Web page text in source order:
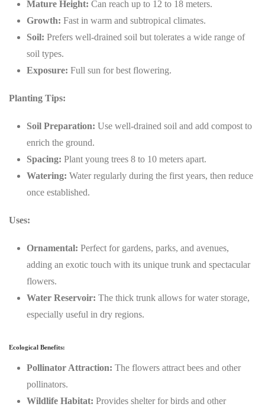
Mature Height: Can reach up to 12 to 18 meters.
Growth: Fast in warm and subtropical climates.
Soil: Prefers well-drained soil but tolerates a wide range of
soil types.
Exposure: Full sun for best flowering.
Planting Tips:
Soil Preparation: Use well-drained soil and add compost to
enrich the ground.
Spacing: Plant young trees 8 to 10 meters apart.
Watering: Water regularly during the first years, then reduce
once established.
Uses:
Ornamental: Perfect for gardens, parks, and avenues,
adding an exotic touch with its unique trunk and spectacular
flowers.
Water Reservoir: The thick trunk allows for water storage,
especially useful in dry regions.
Ecological Benefits:
Pollinator Attraction: The flowers attract bees and other
pollinators.
Wildlife Habitat: Provides shelter for birds and other